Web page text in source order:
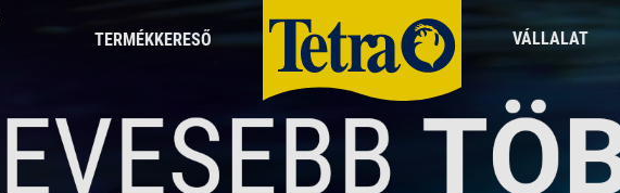
TERMÉKKERESŐ VÁLLALAT